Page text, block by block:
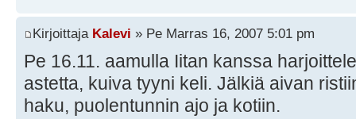
Kirjoittaja Kalevi » Pe Marras 16, 2007 5:01 pm
Pe 16.11. aamulla Iitan kanssa
astetta, kuiva tyyni keli. Jälkiä aivan
haku, puolentunnin ajo ja kotiin.